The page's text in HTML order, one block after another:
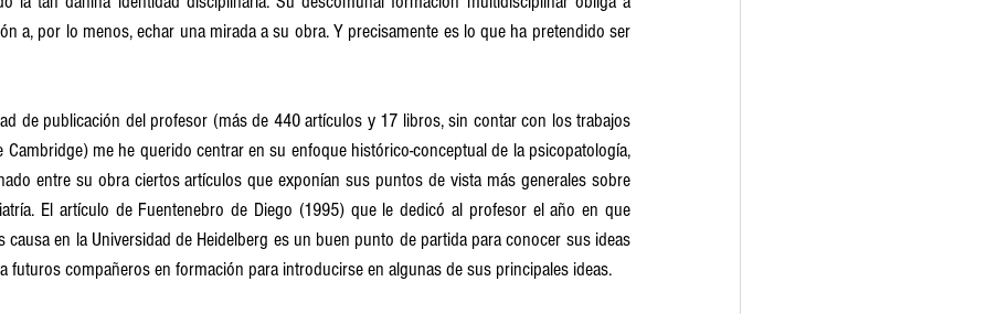
a, por lo menos, echar una mirada a su obra. Y precisamente es lo que ha pretendido ser
de publicación del profesor (más de 440 artículos y 17 libros, sin contar con los trabajos
me he querido centrar en su enfoque histórico-conceptual de la psicopatología,
entre su obra ciertos artículos que exponían sus puntos de vista más generales sobre
El artículo de Fuentenebro de Diego (1995) que le dedicó al profesor el año en que
en la Universidad de Heidelberg es un buen punto de partida para conocer sus ideas
futuros compañeros en formación para introducirse en algunas de sus principales ideas.